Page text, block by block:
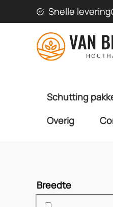
Snelle levering
Schutting
Overig
Breedte